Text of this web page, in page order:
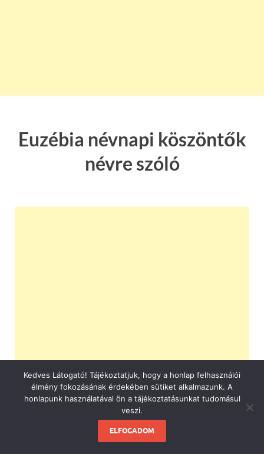
Euzébia névnapi köszöntők
névre szóló
Kedves Látogató! Tájékoztatjuk, hogy a honlap felhasználói
élmény fokozásának érdekében sütiket alkalmazunk. A
honlapunk használatával ön a tájékoztatásunkat tudomásul
veszi.
ELFOGADOM